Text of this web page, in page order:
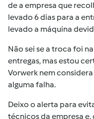
de a empresa que
levado 6 dias para a
levado a máquina
Não sei se a troca foi
entregas, mas estou
Vorwerk nem
alguma falha.
Deixo o alerta para
técnicos da empresa